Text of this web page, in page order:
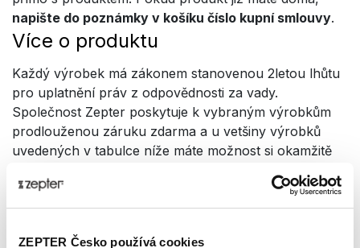
ZEPTER Česko používá cookies
napište do poznámky v košíku číslo kupní smlouvy.
Více o produktu
Každý výrobek má zákonem stanovenou 2letou lhůtu
pro uplatnění práv z odpovědnosti za vady.
Společnost Zepter poskytuje k vybraným výrobkům
prodlouženou záruku zdarma a u vetšiny výrobků
uvedených v tabulce níže máte možnost si okamžitě
prodloužené záruky. Záruka vzniká ihned po převzetí
zboží a její prodloužení se počítá od 1. dne po